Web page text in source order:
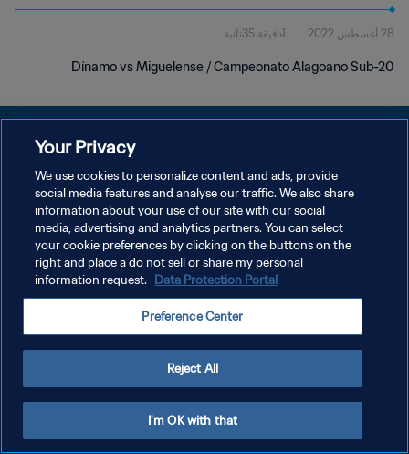
28 أغسطس 2022 1دقيقة 35ثانية
Dínamo vs Miguelense / Campeonato Alagoano Sub-20
سياسة الخصوصية
إدارة تفضيلات ملفات تعريف الارتباط
Your Privacy
We use cookies to personalize content and ads, provide
social media features and analyse our traffic. We also share
information about your use of our site with our social
media, advertising and analytics partners. You can select
your cookie preferences by clicking on the buttons on the
right and place a do not sell or share my personal
information request. Data Protection Portal
Preference Center
Reject All
I'm OK with that